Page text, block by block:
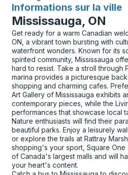
Informations sur la ville
pour
Mississauga, ON
Get ready for a warm Canadian
ON, a vibrant town bursting with
waterfront wonders. Known for its
spirited community, Mississauga
hard to resist. Take a stroll through
marina provides a picturesque
shopping and charming cafes.
Art Gallery of Mississauga exhibits
contemporary pieces, while the
performances that showcase local
Nature enthusiasts will find their
beautiful parks. Enjoy a leisurely
or explore the trails at Rattray
shopping's your sport, Square One
of Canada's largest malls and will
your heart's content.